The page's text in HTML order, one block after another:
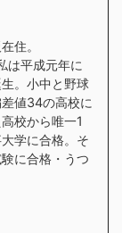
住。
は平成元年に
生。小中と野球
値34の高校に
校から唯一1
学に合格。そ
に合格・うつ